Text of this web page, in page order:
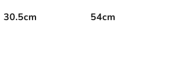
30.5cm 54cm